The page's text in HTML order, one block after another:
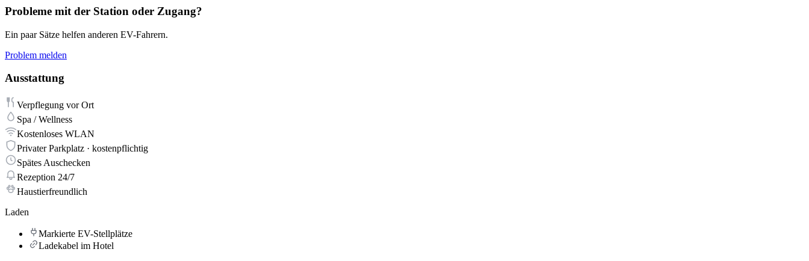
Probleme mit der Station oder Zugang?
Ein paar Sätze helfen anderen EV-Fahrern.
Problem melden
Ausstattung
Verpflegung vor Ort
Spa / Wellness
Kostenloses WLAN
Privater Parkplatz · kostenpflichtig
Spätes Auschecken
Rezeption 24/7
Haustierfreundlich
Laden
Markierte EV-Stellplätze
Ladekabel im Hotel